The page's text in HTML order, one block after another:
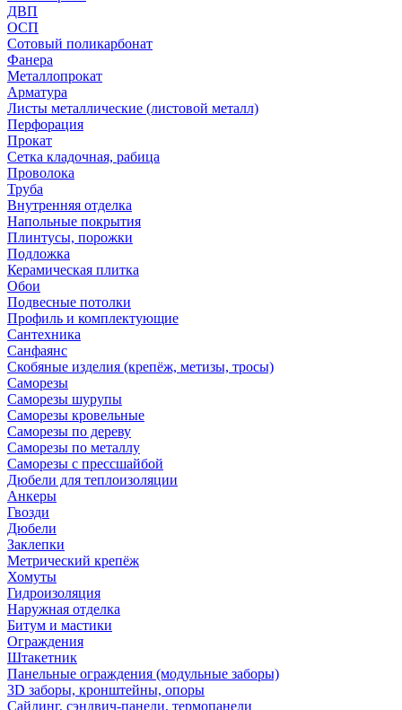
ДВП
ОСП
Сотовый поликарбонат
Фанера
Металлопрокат
Арматура
Листы металлические (листовой металл)
Перфорация
Прокат
Сетка кладочная, рабица
Проволока
Труба
Внутренняя отделка
Напольные покрытия
Плинтусы, порожки
Подложка
Керамическая плитка
Обои
Подвесные потолки
Профиль и комплектующие
Сантехника
Санфаянс
Скобяные изделия (крепёж, метизы, тросы)
Саморезы
Саморезы шурупы
Саморезы кровельные
Саморезы по дереву
Саморезы по металлу
Саморезы с прессшайбой
Дюбели для теплоизоляции
Анкеры
Гвозди
Дюбели
Заклепки
Метрический крепёж
Хомуты
Гидроизоляция
Наружная отделка
Битум и мастики
Ограждения
Штакетник
Панельные ограждения (модульные заборы)
3D заборы, кронштейны, опоры
Cайдинг, сэндвич-панели, термопанели